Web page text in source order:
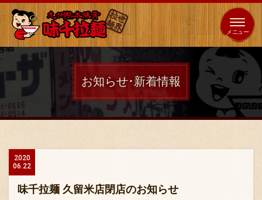
全国
展開 海外 653 店 64 店
ホーム
お知らせ･新着情報
2020
06.22
味千拉麺 久留米店閉店のお知らせ